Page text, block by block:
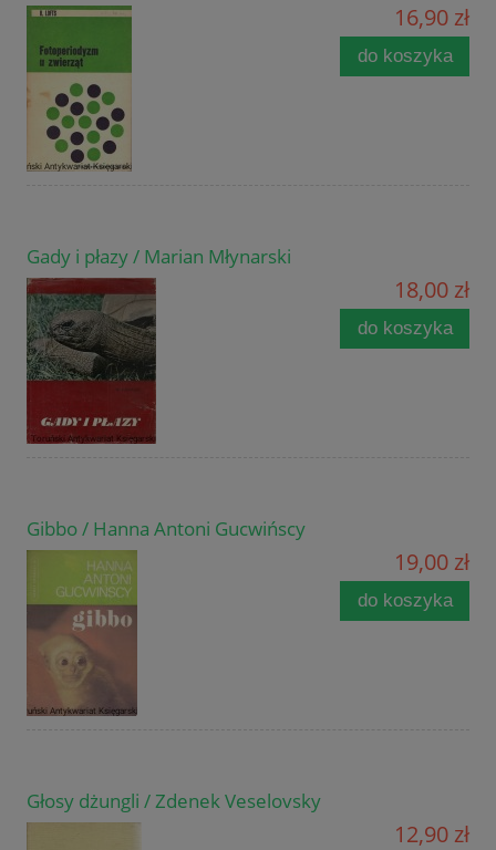
16,90 zł
do koszyka
Gady i płazy / Marian Młynarski
18,00 zł
do koszyka
Gibbo / Hanna Antoni Gucwińscy
19,00 zł
do koszyka
Głosy dżungli / Zdenek Veselovsky
12,90 zł